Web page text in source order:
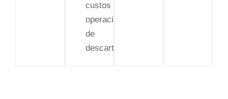
custos
operacionais
de
descarte